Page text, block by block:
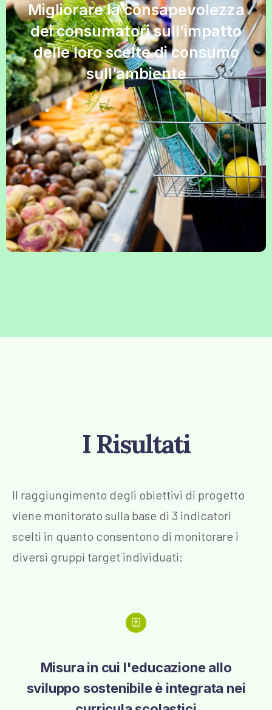
Migliorare la consapevolezza
dei consumatori sull’impatto
delle loro scelte di consumo
sull’ambiente
I Risultati
Il raggiungimento degli obiettivi di progetto
viene monitorato sulla base di 3 indicatori
scelti in quanto consentono di monitorare i
diversi gruppi target individuati:
Misura in cui l'educazione allo
sviluppo sostenibile è integrata nei